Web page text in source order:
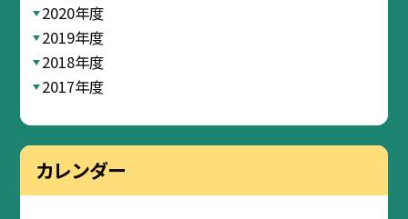
2020年度
2019年度
2018年度
2017年度
カレンダー